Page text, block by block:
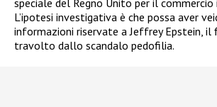
speciale del Regno Unito per il
L’ipotesi investigativa è che possa aver
informazioni riservate a Jeffrey Epstein, il
travolto dallo scandalo pedofilia.